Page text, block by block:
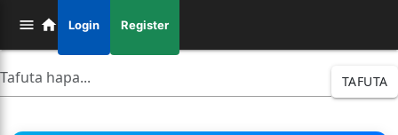
Login Register
TAFUTA